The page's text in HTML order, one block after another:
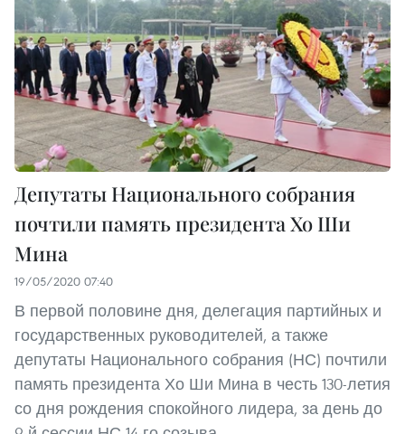
Депутаты Национального собрания
почтили память президента Хо Ши
Мина
19/05/2020 07:40
В первой половине дня, делегация партийных и
государственных руководителей, а также
депутаты Национального собрания (НС) почтили
память президента Хо Ши Мина в честь 130-летия
со дня рождения спокойного лидера, за день до